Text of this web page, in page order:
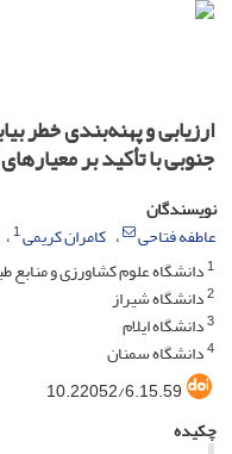
ارزیابی و پهنه‌بندی خطر
جنوبی با تأکید بر
نویسندگان
عاطفه فتاحی
کامران کریمی1
1دانشگاه علوم کشاورزی و منابع
2دانشگاه شیراز
3دانشگاه ایلام
4دانشگاه سمنان
10.22052/6.15.59
چکیده